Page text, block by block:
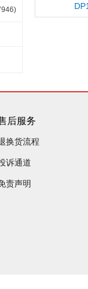
后服务
换货流程
诉通道
责声明